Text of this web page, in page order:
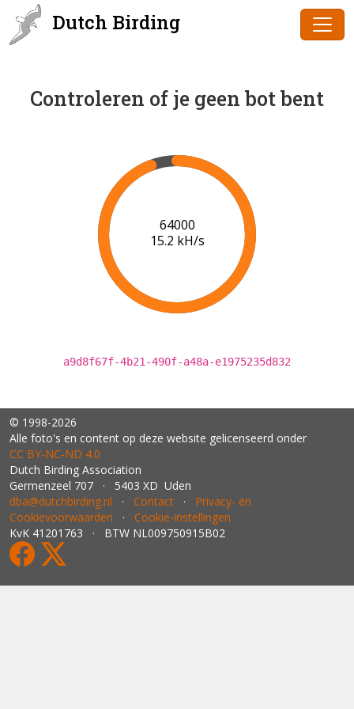
Dutch Birding
Controleren of je geen bot bent
66000
15.3 kH/s
a9d8f67f-4b21-490f-a48a-e1975235d832
© 1998-2026
Alle foto's en content op deze website gelicenseerd onder
CC BY‑NC‑ND 4.0
Dutch Birding Association
Germenzeel 707 · 5403 XD Uden
dba@dutchbirding.nl · Contact · Privacy- en
Cookievoorwaarden · Cookie-instellingen
KvK 41201763 · BTW NL009750915B02